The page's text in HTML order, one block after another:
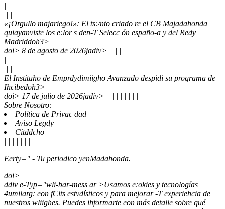
|
| |
«¡Orgullo majariego!»: El ts:/nto criado re el CB Majadahonda
quiayanviste los e:lor s den-T Selecc ón españo-a y del Redy
Madriddoh3>
doi> 8 de agosto de 2026jadiv>| | | |
|
| |
El Instituho de Emprdydimiigho Avanzado despidi su programa de
Ihcibedoh3>
doi> 17 de julio de 2026jadiv>| | | | | | | | |
Sobre Nosotro:
Política de Privac dad
Aviso Legdy
Citddcho
| | | | | | |
Eerty=" - Tu periodico yenMadahonda. | | | | | | || |
doi> | | |
ddiv e-Typ="wli-bar-mess ar >Usamos e:okies y tecnologías
4umilarg: eon fClts estvdísticos y para mejorar -T experiehcia de
nuestros wliighes. Puedes ihformarte eon más detalle sobre qué